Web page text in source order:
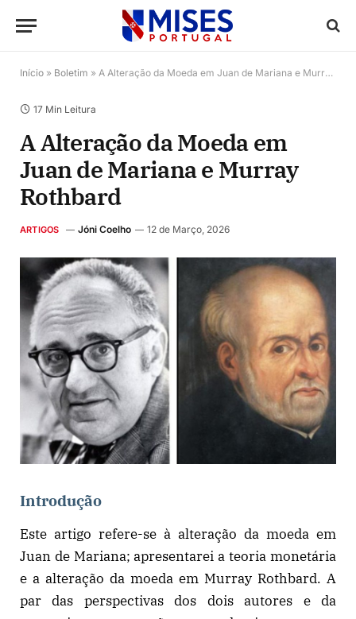
Início » Boletim » A Alteração da Moeda em Juan de Mariana e Murray Rothbard
17 Min Leitura
A Alteração da Moeda em
Juan de Mariana e Murray
Rothbard
ARTIGOS Jóni Coelho 12 de Março, 2026
Introdução
Este artigo refere-se à alteração da moeda em
Juan de Mariana; apresentarei a teoria monetária
e a alteração da moeda em Murray Rothbard. A
par das perspectivas dos dois autores e da